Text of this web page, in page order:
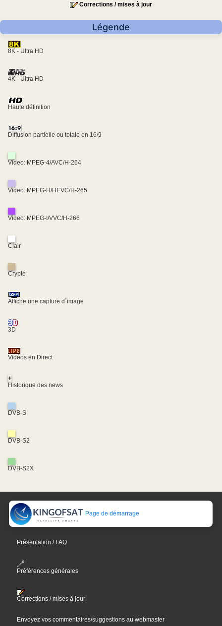
Corrections / mises à jour
Légende
8K - Ultra HD
4K - Ultra HD
Haute définition
Diffusion partielle ou totale en 16/9
Video: MPEG-4/AVC/H-264
Video: MPEG-H/HEVC/H-265
Video: MPEG-I/VVC/H-266
Clair
Crypté
Affiche une capture d´image
3D
Vidéos en Direct
+
Historique des news
DVB-S
DVB-S2
DVB-S2X
Page de démarrage
Présentation / FAQ
Préférences générales
Corrections / mises à jour
Envoyez vos commentaires/suggestions au webmaster